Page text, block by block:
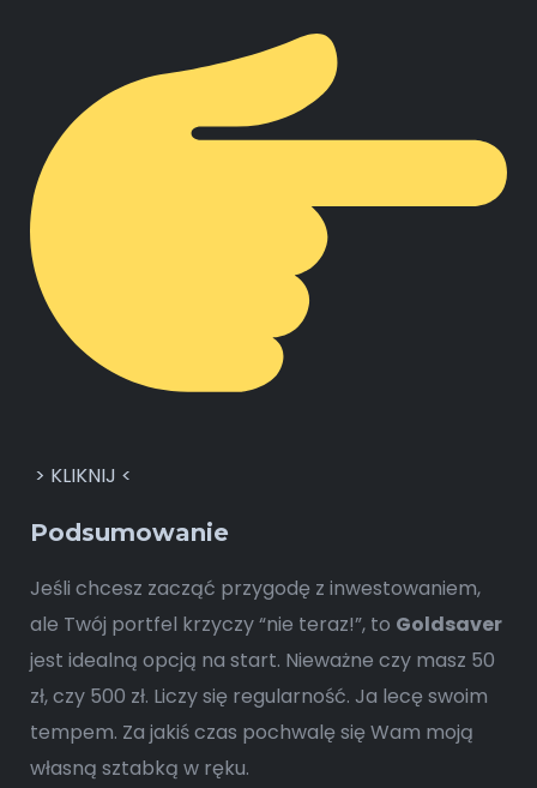
> KLIKNIJ <
Podsumowanie
Jeśli chcesz zacząć przygodę z inwestowaniem,
ale Twój portfel krzyczy “nie teraz!”, to Goldsaver
jest idealną opcją na start. Nieważne czy masz 50
zł, czy 500 zł. Liczy się regularność. Ja lecę swoim
tempem. Za jakiś czas pochwalę się Wam moją
własną sztabką w ręku.